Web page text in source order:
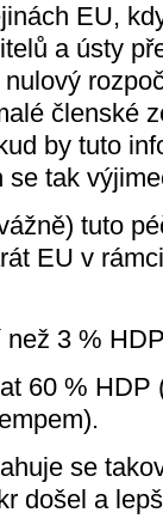
EU,
a ústy
členské
by tuto
tak
tuto
EU v
3 %
60 % HDP
se
došel a